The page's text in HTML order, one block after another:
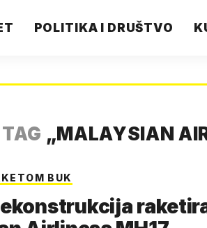
POLITIKA I DRUŠTVO
„MALAYSIAN
BUK